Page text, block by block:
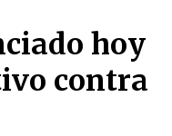
hoy
contra